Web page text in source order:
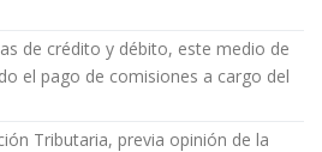
de crédito y débito, este medio de
el pago de comisiones a cargo del
Tributaria, previa opinión de la